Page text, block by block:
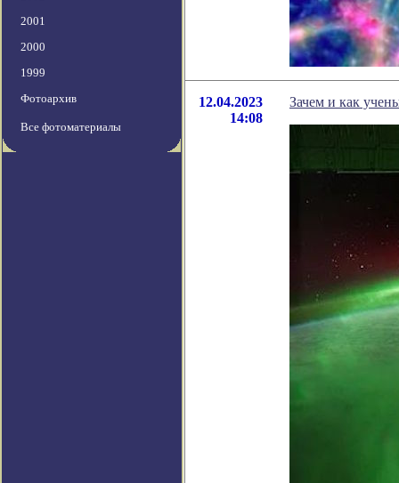
2001
2000
1999
Фотоархив
Все фотоматериалы
12.04.2023
14:08
Зачем и как